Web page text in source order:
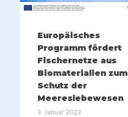
Europäisches
Programm fördert
Fischernetze aus
Biomaterialien zum
Schutz der
Meereslebewesen
3. Januar 2023